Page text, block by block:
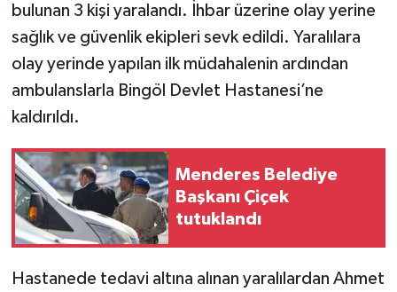
bulunan 3 kişi yaralandı. İhbar üzerine olay yerine
sağlık ve güvenlik ekipleri sevk edildi. Yaralılara
olay yerinde yapılan ilk müdahalenin ardından
ambulanslarla Bingöl Devlet Hastanesi’ne
kaldırıldı.
Menderes Belediye
Başkanı Çiçek
tutuklandı
Hastanede tedavi altına alınan yaralılardan Ahmet